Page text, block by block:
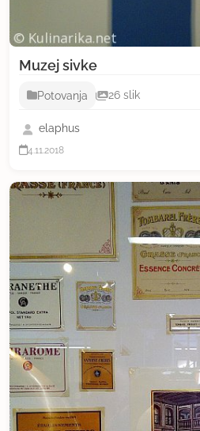
Muzej sivke
Potovanja 26 slik
elaphus
4.11.2018